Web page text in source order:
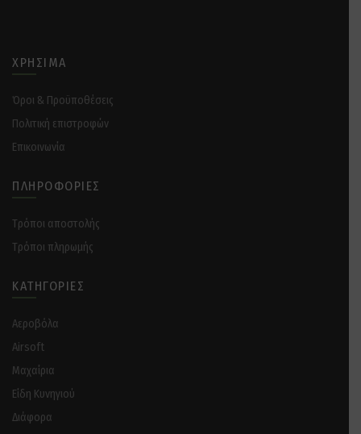
ΧΡΉΣΙΜΑ
Όροι & Προϋποθέσεις
Πολιτική επιστροφών
Επικοινωνία
ΠΛΗΡΟΦΟΡΊΕΣ
Tρόποι αποστολής
Tρόποι πληρωμής
ΚΑΤΗΓΟΡΊΕΣ
Αεροβόλα
Airsoft
Μαχαίρια
Είδη Κυνηγιού
Διάφορα